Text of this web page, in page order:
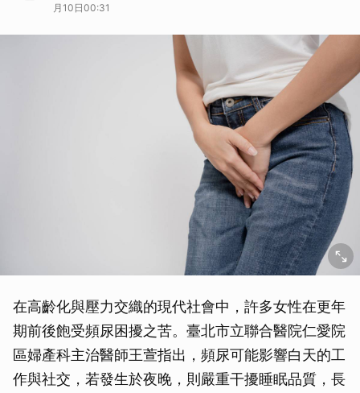
月10日00:31
在高齡化與壓力交織的現代社會中，許多女性在更年
期前後飽受頻尿困擾之苦。臺北市立聯合醫院仁愛院
區婦產科主治醫師王萱指出，頻尿可能影響白天的工
作與社交，若發生於夜晚，則嚴重干擾睡眠品質，長